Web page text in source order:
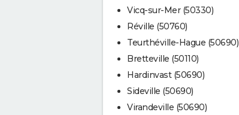
Vicq-sur-Mer (50330)
Réville (50760)
Teurthéville-Hague (50690)
Bretteville (50110)
Hardinvast (50690)
Sideville (50690)
Virandeville (50690)